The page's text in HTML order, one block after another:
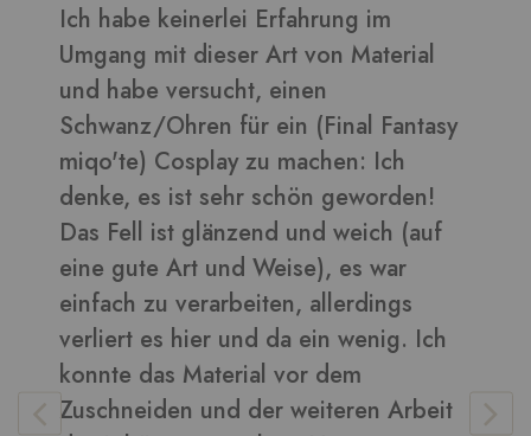
habe keinerlei Erfahrung im
mit dieser Art von Material
habe versucht, einen
Ohren für ein (Final Fantasy
Cosplay zu machen: Ich
es ist sehr schön geworden!
Fell ist glänzend und weich (auf
gute Art und Weise), es war
zu verarbeiten, allerdings
es hier und da ein wenig. Ich
das Material vor dem
und der weiteren Arbeit